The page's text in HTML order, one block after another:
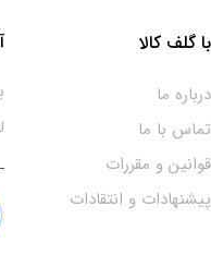
با گلف کالا
درباره ما
تماس با ما
قوانین و مقررات
پیشنهادات و انتقادات